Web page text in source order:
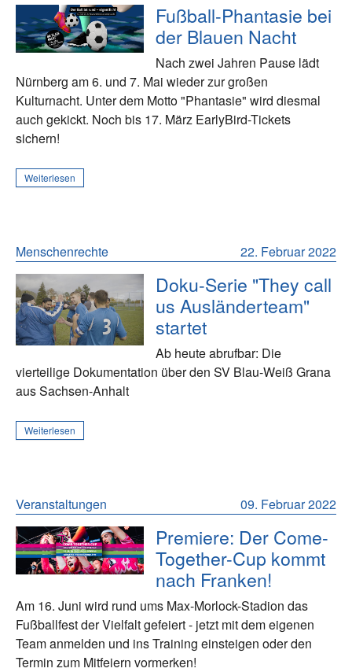
Fußball-Phantasie bei
der Blauen Nacht
Nach zwei Jahren Pause lädt
Nürnberg am 6. und 7. Mai wieder zur großen
Kulturnacht. Unter dem Motto "Phantasie" wird diesmal
auch gekickt. Noch bis 17. März EarlyBird-Tickets
sichern!
Weiterlesen
22. Februar 2022
Menschenrechte
Doku-Serie "They call
us Ausländerteam"
startet
Ab heute abrufbar: Die
vierteilige Dokumentation über den SV Blau-Weiß Grana
aus Sachsen-Anhalt
Weiterlesen
09. Februar 2022
Veranstaltungen
Premiere: Der Come-
Together-Cup kommt
nach Franken!
Am 16. Juni wird rund ums Max-Morlock-Stadion das
Fußballfest der Vielfalt gefeiert - jetzt mit dem eigenen
Team anmelden und ins Training einsteigen oder den
Termin zum Mitfeiern vormerken!